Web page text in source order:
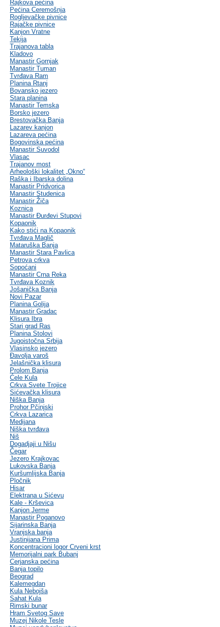
Rajkova pećina
Pećina Ceremošnja
Rogljevačke pivnice
Rajačke pivnice
Kanjon Vratne
Tekija
Trajanova tabla
Kladovo
Manastir Gornjak
Manastir Tuman
Tvrđava Ram
Planina Rtanj
Bovansko jezero
Stara planina
Manastir Temska
Borsko jezero
Brestovačka Banja
Lazarev kanjon
Lazareva pećina
Bogovinska pećina
Manastir Suvodol
Vlasac
Trajanov most
Arheološki lokalitet „Okno“
Raška i Ibarska dolina
Manastir Pridvorica
Manastir Studenica
Manastir Žiča
Koznica
Manastir Đurđevi Stupovi
Kopaonik
Kako stići na Kopaonik
Tvrđava Maglič
Mataruška Banja
Manastir Stara Pavlica
Petrova crkva
Sopoćani
Manastir Crna Reka
Tvrđava Koznik
Jošanička Banja
Novi Pazar
Planina Golija
Manastir Gradac
Klisura Ibra
Stari grad Ras
Planina Stolovi
Jugoistočna Srbija
Vlasinsko jezero
Đavolja varoš
Jelašnička klisura
Prolom Banja
Ćele Kula
Crkva Svete Trojice
Sićevačka klisura
Niška Banja
Prohor Pčinjski
Crkva Lazarica
Medijana
Niška tvrđava
Niš
Dogadjaji u Nišu
Čegar
Jezero Krajkovac
Lukovska Banja
Kuršumlijska Banja
Pločnik
Hisar
Elektrana u Sićevu
Kale - Krševica
Kanjon Jerme
Manastir Poganovo
Sijarinska Banja
Vranjska banja
Justinijana Prima
Koncentracioni logor Crveni krst
Memorijalni park Bubanj
Cerjanska pećina
Banja topilo
Beograd
Kalemegdan
Kula Nebojša
Sahat Kula
Rimski bunar
Hram Svetog Save
Muzej Nikole Tesle